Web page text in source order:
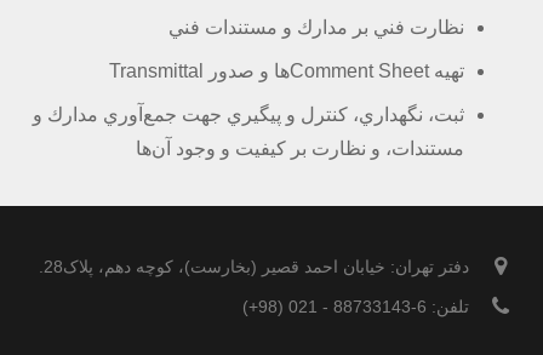
نظارت فني بر مدارك و مستندات فني
تهيه Comment Sheetها و صدور Transmittal
ثبت، نگهداري، كنترل و پيگيري جهت جمع‌آوري مدارك و
مستندات، و نظارت بر كيفيت و وجود آن‌ها
دفتر تهران: خیابان احمد قصیر (بخارست)، کوچه دهم، پلاک28.
تلفن: 6-88733143 - 021 (98+)